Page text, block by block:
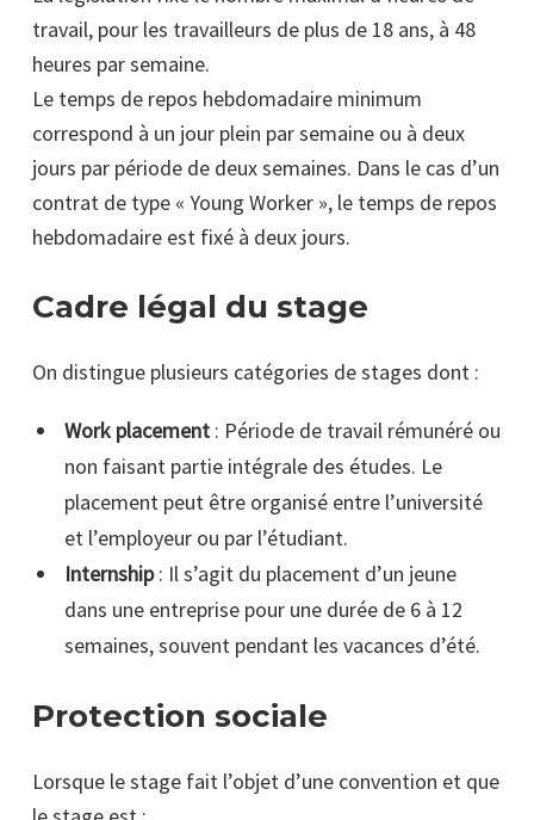
travail, pour les travailleurs de plus de 18 ans, à 48
heures par semaine.
Le temps de repos hebdomadaire minimum
correspond à un jour plein par semaine ou à deux
jours par période de deux semaines. Dans le cas d’un
contrat de type « Young Worker », le temps de repos
hebdomadaire est fixé à deux jours.
Cadre légal du stage
On distingue plusieurs catégories de stages dont :
Work placement: Période de travail rémunéré ou
non faisant partie intégrale des études. Le
placement peut être organisé entre l’université
et l’employeur ou par l’étudiant.
Internship: Il s’agit du placement d’un jeune
dans une entreprise pour une durée de 6 à 12
semaines, souvent pendant les vacances d’été.
Protection sociale
Lorsque le stage fait l’objet d’une convention et que